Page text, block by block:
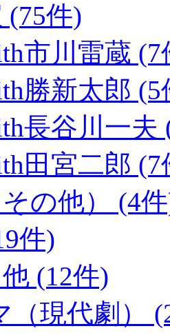
(75件)
市川雷蔵 (7
勝新太郎 (5
長谷川一夫
田宮二郎 (7
の他） (4
件)
(12件)
（現代劇）